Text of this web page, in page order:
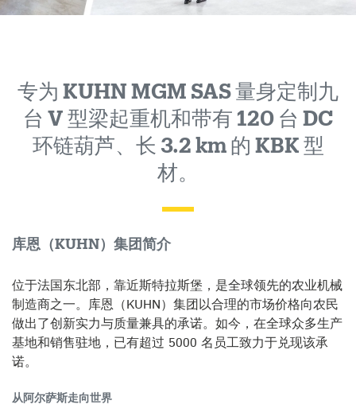
料
专为 KUHN MGM SAS 量身定制九
台 V 型梁起重机和带有 120 台 DC
环链葫芦、长 3.2 km 的 KBK 型
材。
库恩（KUHN）集团简介
位于法国东北部，靠近斯特拉斯堡，是全球领先的农业机械
制造商之一。库恩（KUHN）集团以合理的市场价格向农民
做出了创新实力与质量兼具的承诺。如今，在全球众多生产
基地和销售驻地，已有超过 5000 名员工致力于兑现该承
诺。
从阿尔萨斯走向世界